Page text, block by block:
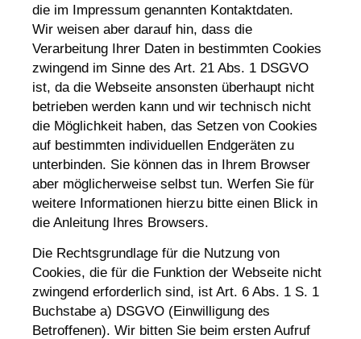
die im Impressum genannten Kontaktdaten.
Wir weisen aber darauf hin, dass die
Verarbeitung Ihrer Daten in bestimmten Cookies
zwingend im Sinne des Art. 21 Abs. 1 DSGVO
ist, da die Webseite ansonsten überhaupt nicht
betrieben werden kann und wir technisch nicht
die Möglichkeit haben, das Setzen von Cookies
auf bestimmten individuellen Endgeräten zu
unterbinden. Sie können das in Ihrem Browser
aber möglicherweise selbst tun. Werfen Sie für
weitere Informationen hierzu bitte einen Blick in
die Anleitung Ihres Browsers.
Die Rechtsgrundlage für die Nutzung von
Cookies, die für die Funktion der Webseite nicht
zwingend erforderlich sind, ist Art. 6 Abs. 1 S. 1
Buchstabe a) DSGVO (Einwilligung des
Betroffenen). Wir bitten Sie beim ersten Aufruf